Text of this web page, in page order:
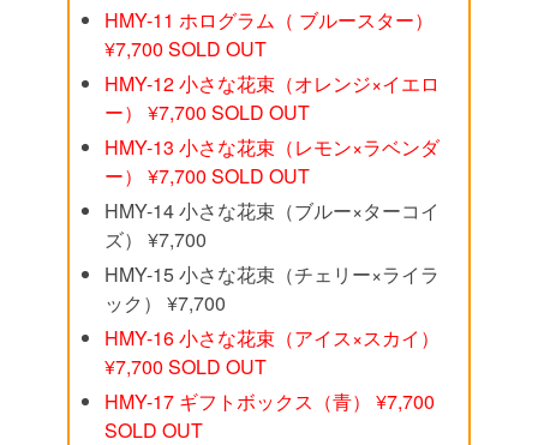
HMY-11 ホログラム（ ブルースター）
¥7,700 SOLD OUT
HMY-12 小さな花束（オレンジ×イエロ
ー） ¥7,700 SOLD OUT
HMY-13 小さな花束（レモン×ラベンダ
ー） ¥7,700 SOLD OUT
HMY-14 小さな花束（ブルー×ターコイ
ズ） ¥7,700
HMY-15 小さな花束（チェリー×ライラ
ック） ¥7,700
HMY-16 小さな花束（アイス×スカイ）
¥7,700 SOLD OUT
HMY-17 ギフトボックス（青） ¥7,700
SOLD OUT